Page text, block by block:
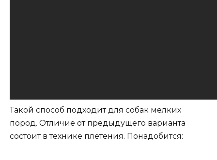
Такой способ подходит для собак мелких
пород. Отличие от предыдущего варианта
состоит в технике плетения. Понадобится: